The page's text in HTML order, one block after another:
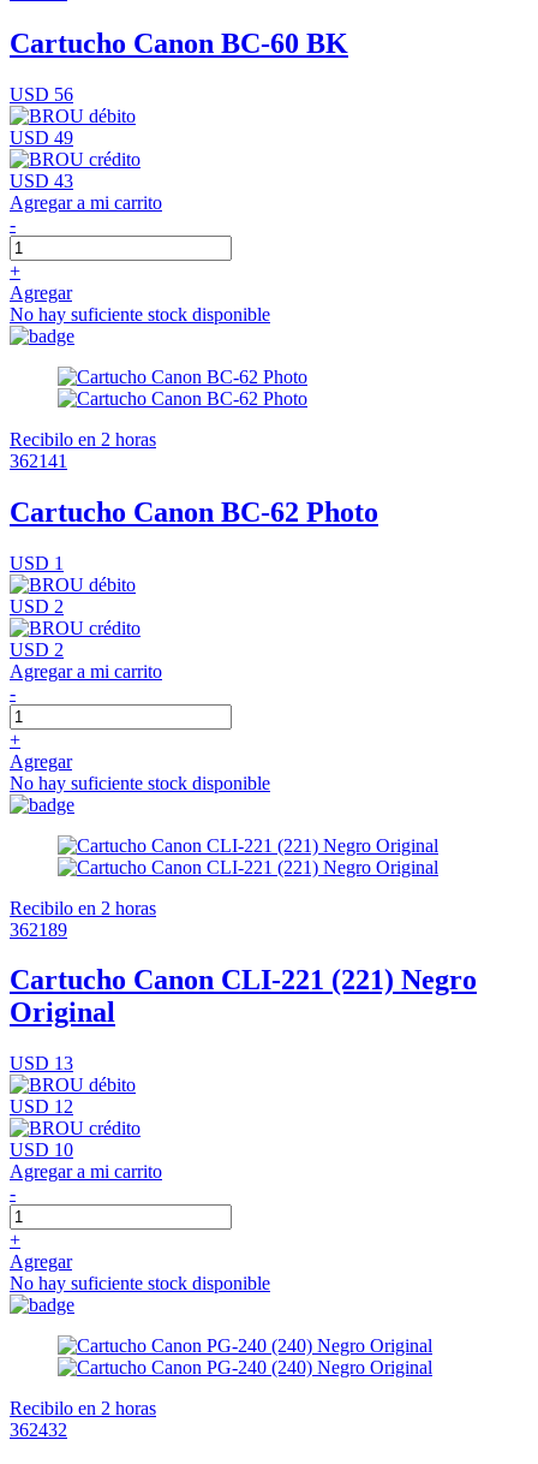
Cartucho Canon BC-60 BK
USD 56
USD 49
USD 43
Agregar a mi carrito
-
+
Agregar
No hay suficiente stock disponible
Recibilo en 2 horas
362141
Cartucho Canon BC-62 Photo
USD 1
USD 2
USD 2
Agregar a mi carrito
-
+
Agregar
No hay suficiente stock disponible
Recibilo en 2 horas
362189
Cartucho Canon CLI-221 (221) Negro
Original
USD 13
USD 12
USD 10
Agregar a mi carrito
-
+
Agregar
No hay suficiente stock disponible
Recibilo en 2 horas
362432